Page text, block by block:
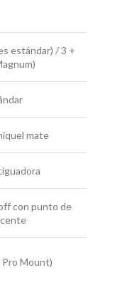
estándar) / 3 +
mate
con punto de
Mount)